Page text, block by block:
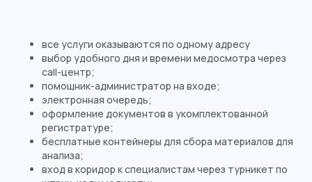
все услуги оказываются по одному адресу
выбор удобного дня и времени медосмотра через
call-центр;
помощник-администратор на входе;
электронная очередь;
оформление документов в укомплектованной
регистратуре;
бесплатные контейнеры для сбора материалов для
анализа;
вход в коридор к специалистам через турникет по